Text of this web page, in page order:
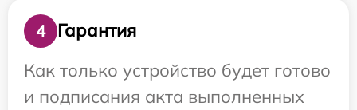
4
Гарантия
Как только устройство будет готово
и подписания акта выполненных